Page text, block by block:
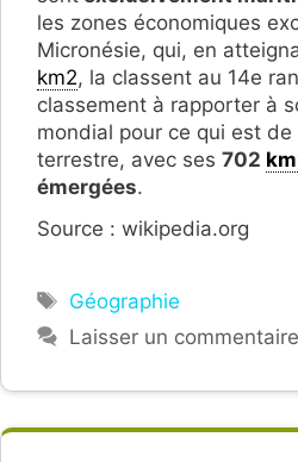
les zones économiques
Micronésie, qui, en
km2, la classent au 14e
classement à rapporter à
mondial pour ce qui est
terrestre, avec ses 702
émergées.
Source : wikipedia.org
Étiquettes
Géographie
Laisser un commentaire